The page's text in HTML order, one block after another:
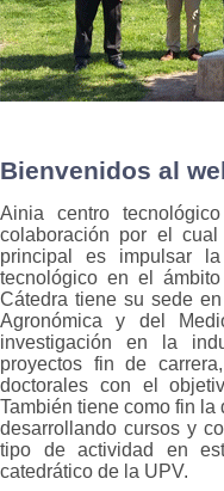
Bienvenidos al
Ainia centro
colaboración por el
principal es impulsar
tecnológico en el
Cátedra tiene su sede
Agronómica y del
investigación en la
proyectos fin de
doctorales con el
También tiene como fin
desarrollando cursos y
tipo de actividad en
catedrático de la UPV.